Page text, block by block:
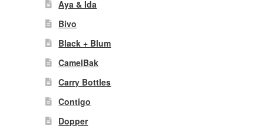
Aya & Ida
Bivo
Black + Blum
CamelBak
Carry Bottles
Contigo
Dopper